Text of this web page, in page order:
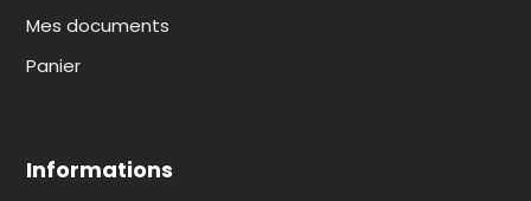
Mes documents
Panier
Informations